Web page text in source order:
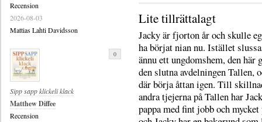
Lite tillrättalagt
Jacky är fjorton år och skulle
ha börjat nian nu. Istället
ännu ett ungdomshem, den här
den slutna avdelningen Tallen,
där börja åttan igen. Till
andra tjejerna på Tallen har
pappa med fint jobb och mycket
Recension
2026-08-03
Mattias Lahti Davidsson
Sipp sapp klickeli klack
Matthew Diffee
Recension
0